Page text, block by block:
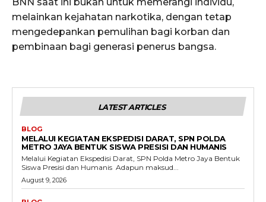
melainkan kejahatan narkotika, dengan tetap
mengedepankan pemulihan bagi korban dan
pembinaan bagi generasi penerus bangsa.
LATEST ARTICLES
BLOG
MELALUI KEGIATAN EKSPEDISI DARAT, SPN POLDA
METRO JAYA BENTUK SISWA PRESISI DAN HUMANIS
Melalui Kegiatan Ekspedisi Darat, SPN Polda Metro Jaya Bentuk
Siswa Presisi dan Humanis ‎ ‎Adapun maksud...
August 9, 2026